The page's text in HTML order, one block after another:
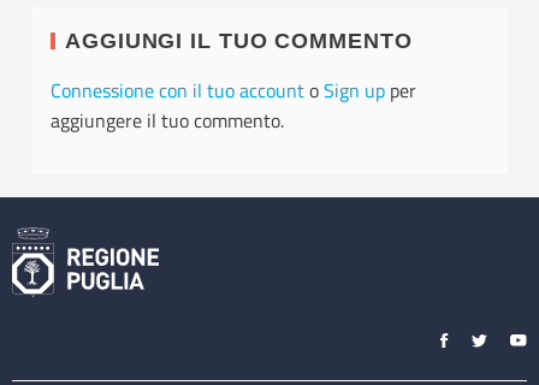
AGGIUNGI IL TUO COMMENTO
Connessione con il tuo accountoSign up per
aggiungere il tuo commento.